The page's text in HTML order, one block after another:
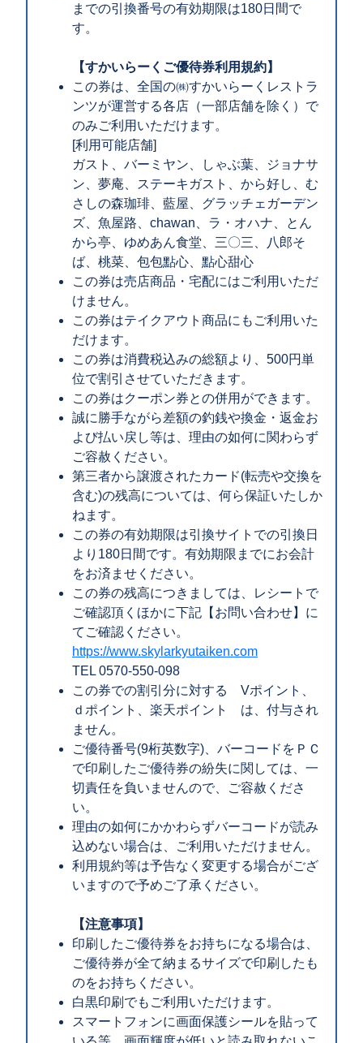
までの引換番号の有効期限は180日間で
す。
【すかいらーくご優待券利用規約】
この券は、全国の㈱すかいらーくレストラ
ンツが運営する各店（一部店舗を除く）で
のみご利用いただけます。
[利用可能店舗]
ガスト、バーミヤン、しゃぶ葉、ジョナサ
ン、夢庵、ステーキガスト、から好し、む
さしの森珈琲、藍屋、グラッチェガーデン
ズ、魚屋路、chawan、ラ・オハナ、とん
から亭、ゆめあん食堂、三〇三、八郎そ
ば、桃菜、包包點心、點心甜心
この券は売店商品・宅配にはご利用いただ
けません。
この券はテイクアウト商品にもご利用いた
だけます。
この券は消費税込みの総額より、500円単
位で割引させていただきます。
この券はクーポン券との併用ができます。
誠に勝手ながら差額の釣銭や換金・返金お
よび払い戻し等は、理由の如何に関わらず
ご容赦ください。
第三者から譲渡されたカード(転売や交換を
含む)の残高については、何ら保証いたしか
ねます。
この券の有効期限は引換サイトでの引換日
より180日間です。有効期限までにお会計
をお済ませください。
この券の残高につきましては、レシートで
ご確認頂くほかに下記【お問い合わせ】に
てご確認ください。
https://www.skylarkyutaiken.com
TEL 0570-550-098
この券での割引分に対する Vポイント、
ｄポイント、楽天ポイント は、付与され
ません。
ご優待番号(9桁英数字)、バーコードをＰＣ
で印刷したご優待券の紛失に関しては、一
切責任を負いませんので、ご容赦くださ
い。
理由の如何にかかわらずバーコードが読み
込めない場合は、ご利用いただけません。
利用規約等は予告なく変更する場合がござ
いますので予めご了承ください。
【注意事項】
印刷したご優待券をお持ちになる場合は、
ご優待券が全て納まるサイズで印刷したも
のをお持ちください。
白黒印刷でもご利用いただけます。
スマートフォンに画面保護シールを貼って